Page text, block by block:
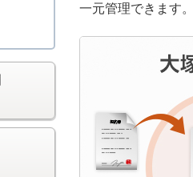
一元管理できます。